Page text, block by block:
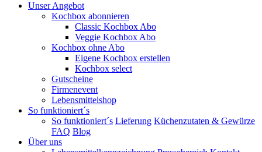
Unser Angebot
Kochbox abonnieren
Classic Kochbox Abo
Veggie Kochbox Abo
Kochbox ohne Abo
Eigene Kochbox erstellen
Kochbox select
Gutscheine
Firmenevent
Lebensmittelshop
So funktioniert´s
So funktioniert´s Lieferung Küchenzutaten & Gewürze
FAQ Blog
Über uns